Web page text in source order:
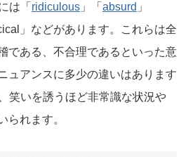
は「 ridiculous 」「 absurd 」
」などがあります。これらは全
である、不合理であるといった意
ュアンスに多少の違いはあります
笑いを誘うほど非常識な状況や
られます。